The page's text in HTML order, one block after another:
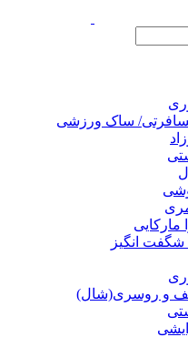
ساک ورزشی
مارکایی
شگفت انگیز
و روسری(شال)